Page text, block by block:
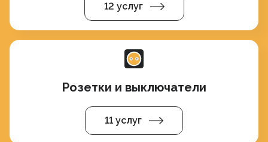
12 услуг
Розетки и выключатели
11 услуг